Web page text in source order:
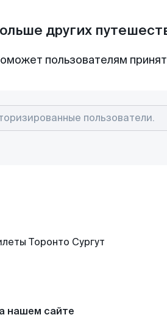
других
пользователям
нашем сайте